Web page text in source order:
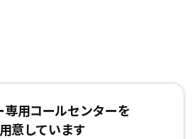
専用コールセンターを
意しています